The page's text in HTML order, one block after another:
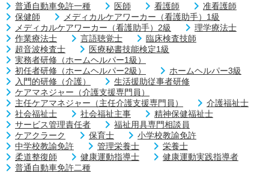
普通自動車免許一種 医師 看護師
准看護師
保健師
メディカルケアワーカー（看護助手）1級
メディカルケアワーカー（看護助手）2級
理学療法士
作業療法士
言語聴覚士
臨床検査技師
超音波検査士
医療秘書技能検定1級
実務者研修（ホームヘルパー1級）
初任者研修（ホームヘルパー2級）
ホームヘルパー3級
入門的研修（介護）
生活援助従事者研修
ケアマネジャー（介護支援専門員）
主任ケアマネジャー（主任介護支援専門員）
介護福祉士
社会福祉士
社会福祉主事
精神保健福祉士
サービス管理責任者
福祉用具専門相談員
ケアクラーク
保育士
小学校教諭免許
中学校教諭免許
管理栄養士
栄養士
柔道整復師
健康運動指導士
健康運動実践指導者
普通自動車免許二種